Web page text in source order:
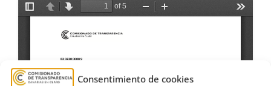
Consentimiento de cookies